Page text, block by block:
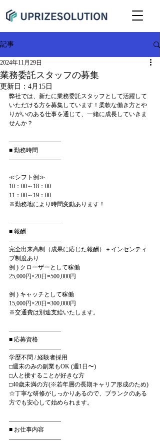
記事
業務委託スタッフの募集
2024年11月29日
更新日： 4月15日
弊社では、新たに業務委託スタッフとして活躍して
いただける方を募集しています！柔軟な働き方とや
りがいのある仕事を通じて、一緒に成長していきま
せんか？
--------------------------
■ 勤務時間
--------------------------
≪シフト例≫
10：00～18：00
11：00～19：00
※勤務地により時間変動あります！
--------------------------
■ 報酬
--------------------------
完全出来高制（成果に応じた報酬）＋インセンティ
ブ制度あり
例 ) クローザーとして稼働
25,000円×20日=500,000円
例 ) キャッチとして稼働
15,000円×20日=300,000円
※交通費は別途支給いたします。
--------------------------
■ 応募資格
--------------------------
学歴不問 / 経験者採用
□週末のみの副業もOK (週1日〜)
□人と接することが好きな方
□40歳未満の方(※若年層の長期キャリア形成のため)
☆丁寧な研修がしっかりあるので、ブランクのある
方でも安心して始められます。
--------------------------
■ お仕事内容
--------------------------